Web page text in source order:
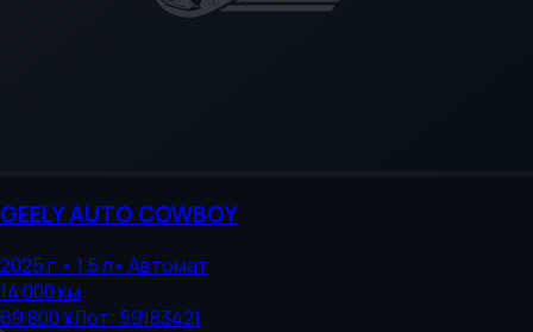
GEELY AUTO COWBOY
2025г.• 1.5л• Автомат
14 000км
69 800 ¥Лот: 59183421